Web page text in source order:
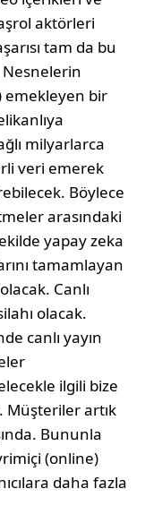
aktörleri
tam da bu
Nesnelerin
emekleyen bir
milyarlarca
veri emerek
Böylece
arasındaki
yapay zeka
tamamlayan
Canlı
olacak.
canlı yayın
ilgili bize
Müşteriler artık
Bununla
(online)
daha fazla